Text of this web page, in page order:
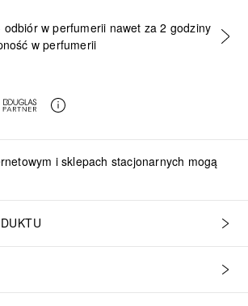
DODAJ DO KOSZYKA
odbiór w perfumerii nawet za 2 godziny
w perfumerii
i sklepach stacjonarnych mogą